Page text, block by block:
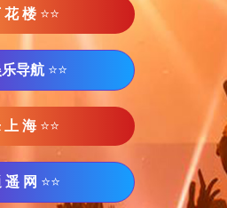
花 楼 ⭐⭐
导航 ⭐⭐
上 海 ⭐⭐
遥 网 ⭐⭐